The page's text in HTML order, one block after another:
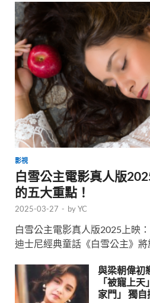
影視
白雪公主電影真人版
的五大重點！
2025-03-27 - byYC
白雪公主電影真人版2025上映
迪士尼經典童話《白雪公主》
與梁朝偉初
「被寵上
家門」 獨